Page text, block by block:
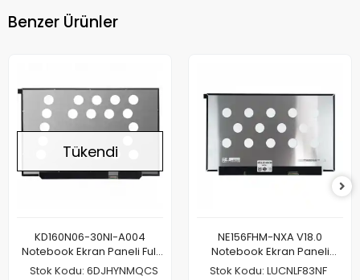
Benzer Ürünler
Tükendi
KD160N06-30NI-A004
Notebook Ekran Paneli Full
HD
Stok Kodu: 6DJHYNMQCS
NE156FHM-NXA V18.0
Notebook Ekran Paneli
144Hz
Stok Kodu: LUCNLF83NF